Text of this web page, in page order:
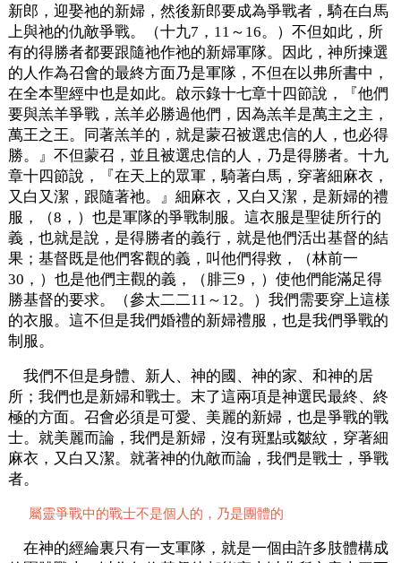
新郎，迎娶祂的新婦，然後新郎要成為爭戰者，騎在白馬
上與祂的仇敵爭戰。（十九7，11～16。）不但如此，所
有的得勝者都要跟隨祂作祂的新婦軍隊。因此，神所揀選
的人作為召會的最終方面乃是軍隊，不但在以弗所書中，
在全本聖經中也是如此。啟示錄十七章十四節說，『他們
要與羔羊爭戰，羔羊必勝過他們，因為羔羊是萬主之主，
萬王之王。同著羔羊的，就是蒙召被選忠信的人，也必得
勝。』不但蒙召，並且被選忠信的人，乃是得勝者。十九
章十四節說，『在天上的眾軍，騎著白馬，穿著細麻衣，
又白又潔，跟隨著祂。』細麻衣，又白又潔，是新婦的禮
服，（8，）也是軍隊的爭戰制服。這衣服是聖徒所行的
義，也就是說，是得勝者的義行，就是他們活出基督的結
果；基督既是他們客觀的義，叫他們得救，（林前一
30，）也是他們主觀的義，（腓三9，）使他們能滿足得
勝基督的要求。（參太二二11～12。）我們需要穿上這樣
的衣服。這不但是我們婚禮的新婦禮服，也是我們爭戰的
制服。
我們不但是身體、新人、神的國、神的家、和神的居
所；我們也是新婦和戰士。末了這兩項是神選民最終、終
極的方面。召會必須是可愛、美麗的新婦，也是爭戰的戰
士。就美麗而論，我們是新婦，沒有斑點或皺紋，穿著細
麻衣，又白又潔。就著神的仇敵而論，我們是戰士，爭戰
者。
屬靈爭戰中的戰士不是個人的，乃是團體的
在神的經綸裏只有一支軍隊，就是一個由許多肢體構成